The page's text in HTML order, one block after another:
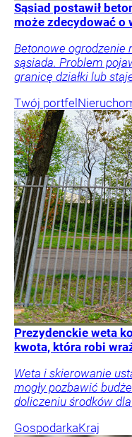
Sąsiad postawił
może zdecydować o
Betonowe ogrodzenie
sąsiada. Problem
granicę działki lub
Twój portfel
Prezydenckie weta
kwota, która robi
Weta i skierowanie
mogły pozbawić
doliczeniu środków
GospodarkaKraj